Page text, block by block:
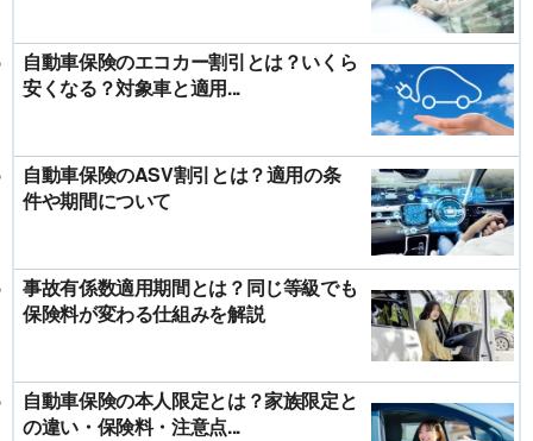
自動車保険のエコカー割引とは？いくら
安くなる？対象車と適用...
自動車保険のASV割引とは？適用の条
件や期間について
事故有係数適用期間とは？同じ等級でも
保険料が変わる仕組みを解説
自動車保険の本人限定とは？家族限定と
の違い・保険料・注意点...